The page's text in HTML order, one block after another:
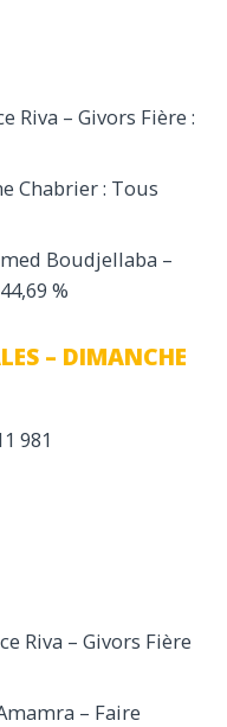
Riva – Givors Fière :
Chabrier : Tous
Boudjellaba –
%
– DIMANCHE
981
Riva – Givors Fière
– Faire